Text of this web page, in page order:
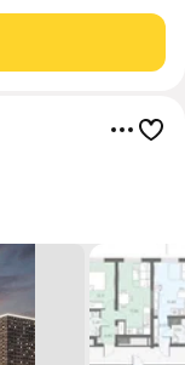
с чистовой